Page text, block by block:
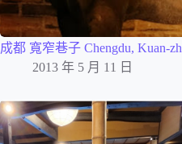
成都 寬窄巷子 Chengdu, Kuan-
2013 年 5 月 11 日